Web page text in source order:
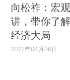
向松祚：宏
讲，带你了
经济大局
2022年04月06日